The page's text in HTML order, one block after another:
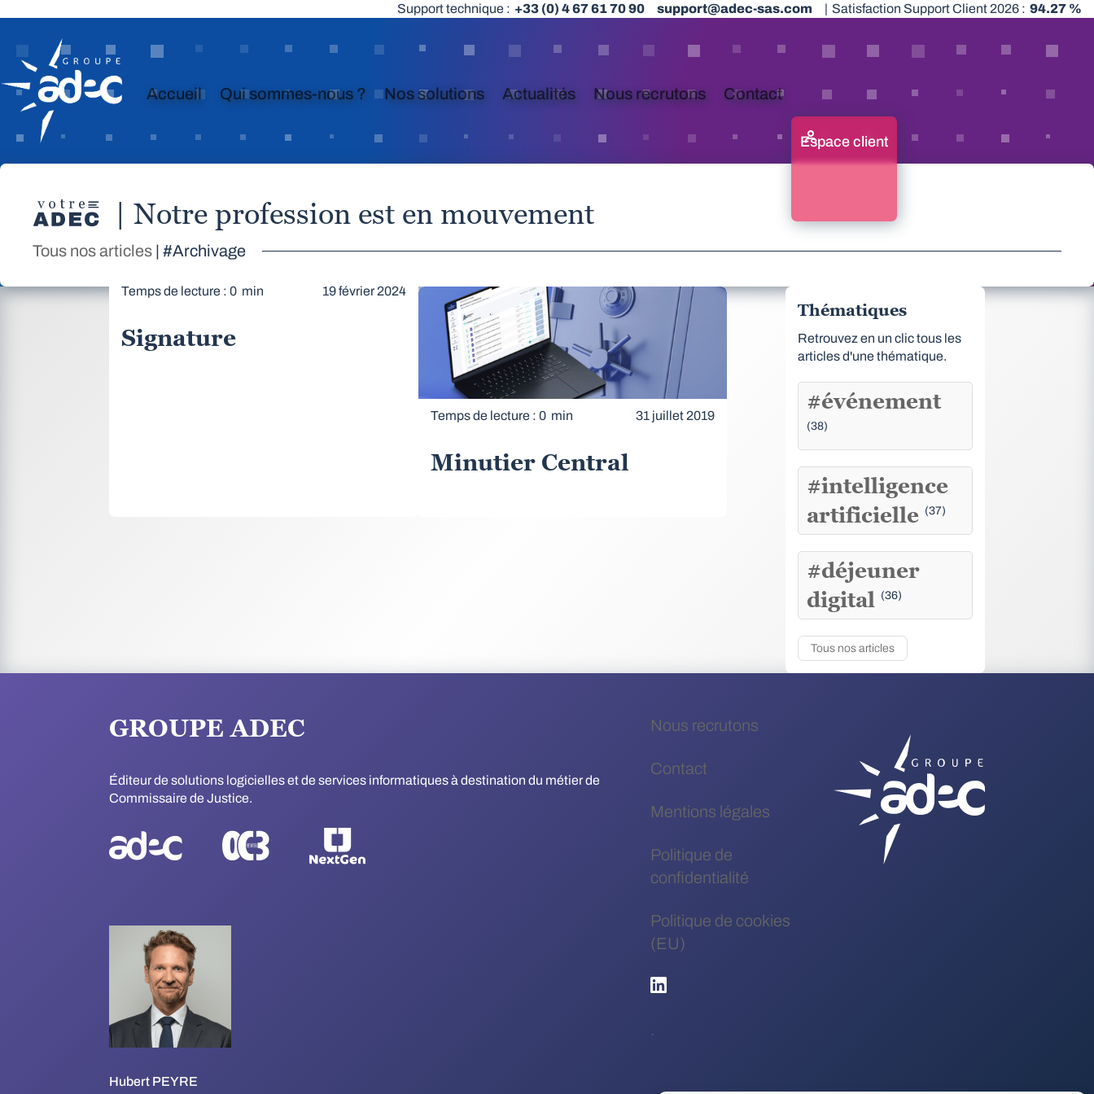
Support technique : +33 (0) 4 67 61 70 90 support@adec-sas.com | Satisfaction Support Client 2026 : 94.27 %
Accueil Qui sommes-nous ? Nos solutions Actualités Nous recrutons Contact
Espace client
| Notre profession est en mouvement
Tous nos articles | #Archivage
Temps de lecture : 0 min 19 février 2024
Signature
Temps de lecture : 0 min 31 juillet 2019
Minutier Central
Thématiques
Retrouvez en un clic tous les
articles d'une thématique.
#événement
(38)
#intelligence
artificielle (37)
#déjeuner
digital (36)
Tous nos articles
GROUPE ADEC
Éditeur de solutions logicielles et de services informatiques à destination du métier de
Commissaire de Justice.
Hubert PEYRE
Nous recrutons
Contact
Mentions légales
Politique de
confidentialité
Politique de cookies
(EU)
.